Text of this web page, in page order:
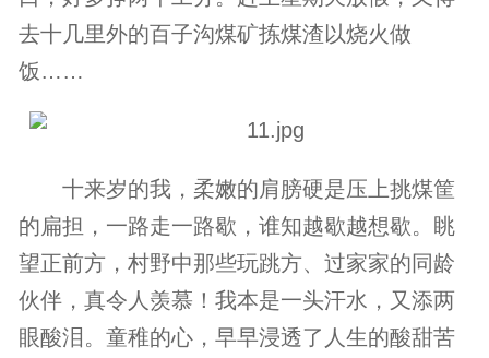
去十几里外的百子沟煤矿拣煤渣以烧火做
饭……
十来岁的我，柔嫩的肩膀硬是压上挑煤筐
的扁担，一路走一路歇，谁知越歇越想歇。眺
望正前方，村野中那些玩跳方、过家家的同龄
伙伴，真令人羡慕！我本是一头汗水，又添两
眼酸泪。童稚的心，早早浸透了人生的酸甜苦